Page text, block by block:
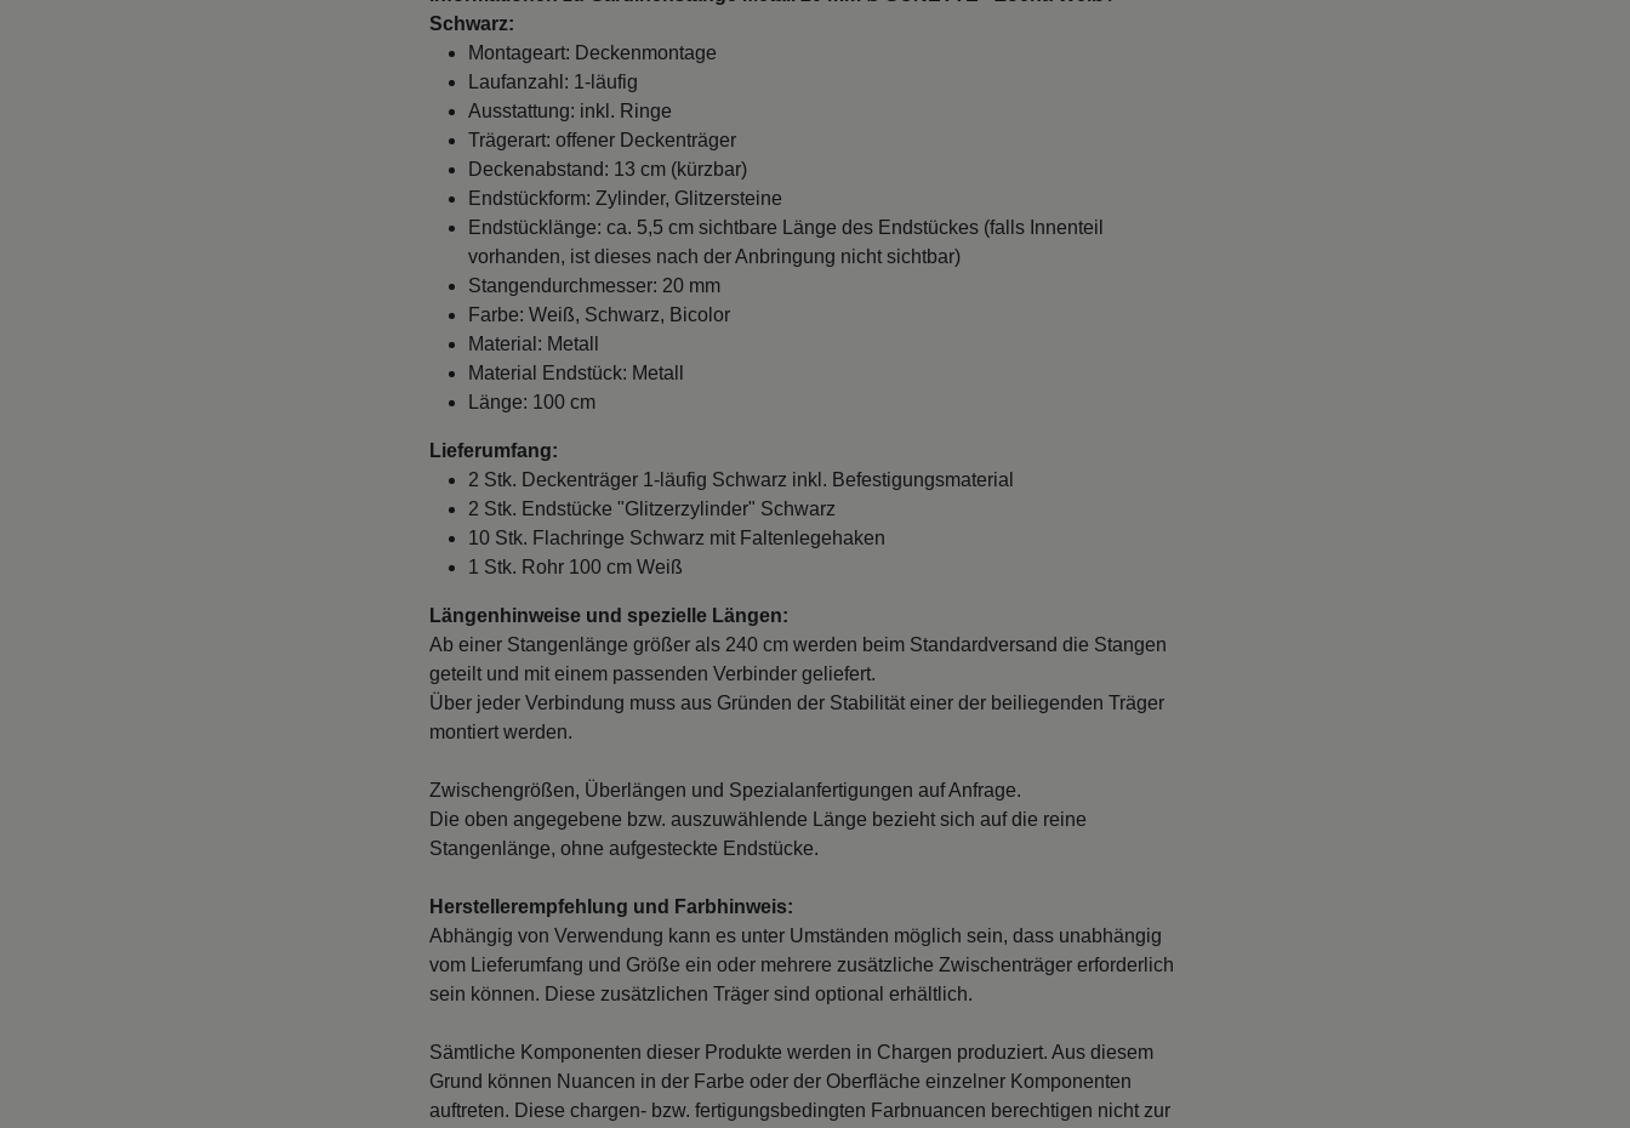
Schwarz:
Montageart: Deckenmontage
Laufanzahl: 1-läufig
Ausstattung: inkl. Ringe
Trägerart: offener Deckenträger
Deckenabstand: 13 cm (kürzbar)
Endstückform: Zylinder, Glitzersteine
Endstücklänge: ca. 5,5 cm sichtbare Länge des Endstückes (falls Innenteil
vorhanden, ist dieses nach der Anbringung nicht sichtbar)
Stangendurchmesser: 20 mm
Farbe: Weiß, Schwarz, Bicolor
Material: Metall
Material Endstück: Metall
Länge: 100 cm
Lieferumfang:
2 Stk. Deckenträger 1-läufig Schwarz inkl. Befestigungsmaterial
2 Stk. Endstücke "Glitzerzylinder" Schwarz
10 Stk. Flachringe Schwarz mit Faltenlegehaken
1 Stk. Rohr 100 cm Weiß
Längenhinweise und spezielle Längen:
Ab einer Stangenlänge größer als 240 cm werden beim Standardversand die Stangen
geteilt und mit einem passenden Verbinder geliefert.
Über jeder Verbindung muss aus Gründen der Stabilität einer der beiliegenden Träger
montiert werden.
Zwischengrößen, Überlängen und Spezialanfertigungen auf Anfrage.
Die oben angegebene bzw. auszuwählende Länge bezieht sich auf die reine
Stangenlänge, ohne aufgesteckte Endstücke.
Herstellerempfehlung und Farbhinweis:
Abhängig von Verwendung kann es unter Umständen möglich sein, dass unabhängig
vom Lieferumfang und Größe ein oder mehrere zusätzliche Zwischenträger erforderlich
sein können. Diese zusätzlichen Träger sind optional erhältlich.
Sämtliche Komponenten dieser Produkte werden in Chargen produziert. Aus diesem
Grund können Nuancen in der Farbe oder der Oberfläche einzelner Komponenten
auftreten. Diese chargen- bzw. fertigungsbedingten Farbnuancen berechtigen nicht zur